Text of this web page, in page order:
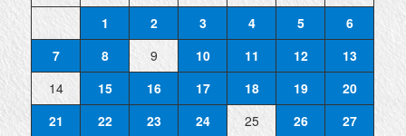
1
2 3 4 5
6
7
8 9 10 11 12
13
14
15 16 17 18 19
20
21
22 23 24 25 26
27